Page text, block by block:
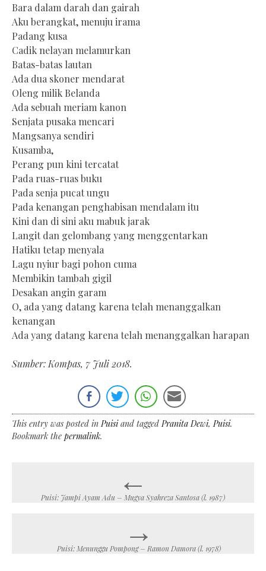
Bara dalam darah dan gairah
Aku berangkat, menuju irama
Padang kusa
Cadik nelayan melamurkan
Batas-batas lautan
Ada dua skoner mendarat
Oleng milik Belanda
Ada sebuah meriam kanon
Senjata pusaka mencari
Mangsanya sendiri
Kusamba,
Perang pun kini tercatat
Pada ruas-ruas buku
Pada senja pucat ungu
Pada kenangan penghabisan mendalam itu
Kini dan di sini aku mabuk jarak
Langit dan gelombang yang menggentarkan
Hatiku tetap menyala
Lagu nyiur bagi pohon cuma
Membikin tambah gigil
Desakan angin garam
O, ada yang datang karena telah menanggalkan
kenangan
Ada yang datang karena telah menanggalkan harapan
Sumber: Kompas, 7 Juli 2018.
This entry was posted in Puisiand tagged Pranita Dewi, Puisi.
Bookmark the permalink.
navigation
←
Puisi: Jampi Ayam Adu – Mugya Syahreza Santosa (l. 1987)
→
Puisi: Menunggu Pompong – Ramon Damora (l. 1978)